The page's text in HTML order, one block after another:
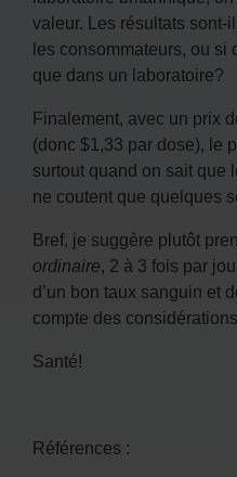
valeur. Les résultats
les consommateurs, ou si
que dans un laboratoire?
Finalement, avec un prix
(donc $1,33 par dose), le
surtout quand on sait que
ne coutent que quelques
Bref, je suggère plutôt
ordinaire, 2 à 3 fois par
d’un bon taux sanguin et
compte des
Santé!
Références :